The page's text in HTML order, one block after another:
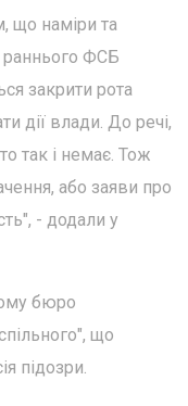
що наміри та
раннього ФСБ
закрити рота
дії влади. До речі,
так і немає. Тож
або заяви про
- додали у
бюро
що
підозри.